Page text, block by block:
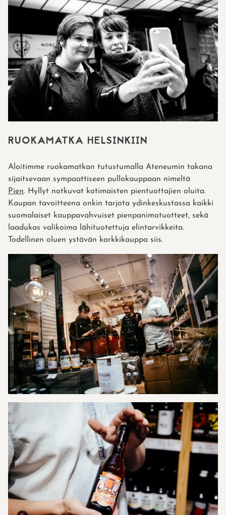
RUOKAMATKA HELSINKIIN
Aloitimme ruokamatkan tutustumalla Ateneumin takana
sijaitsevaan sympaattiseen pullokauppaan nimeltä
Pien. Hyllyt notkuvat kotimaisten pientuottajien oluita.
Kaupan tavoitteena onkin tarjota ydinkeskustassa kaikki
suomalaiset kauppavahvuiset pienpanimotuotteet, sekä
laadukas valikoima lähituotettuja elintarvikkeita.
Todellinen oluen ystävän karkkikauppa siis.